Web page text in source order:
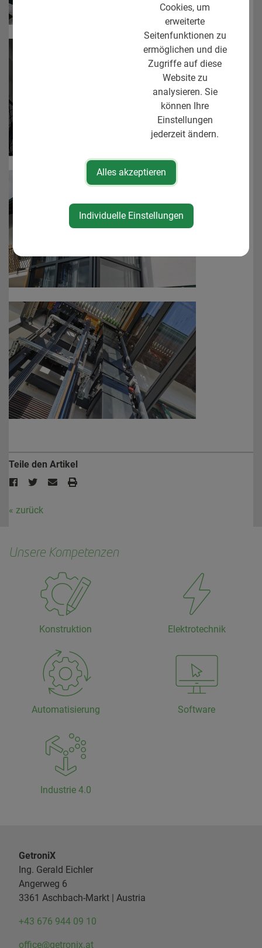
Teile den Artikel
« zurück
Unsere Kompetenzen
Konstruktion Elektrotechnik
Automatisierung Software
Industrie 4.0
GetroniX
Ing. Gerald Eichler
Angerweg 6
3361 Aschbach-Markt | Austria
+43 676 944 09 10
office@getronix.at
Cookies, um
erweiterte
Seitenfunktionen zu
ermöglichen und die
Zugriffe auf diese
Website zu
analysieren. Sie
können Ihre
Einstellungen
jederzeit ändern.
Alles akzeptieren
Individuelle Einstellungen